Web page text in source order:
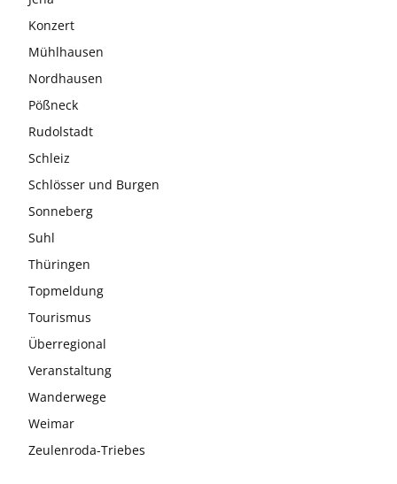
Konzert
Mühlhausen
Nordhausen
Pößneck
Rudolstadt
Schleiz
Schlösser und Burgen
Sonneberg
Suhl
Thüringen
Topmeldung
Tourismus
Überregional
Veranstaltung
Wanderwege
Weimar
Zeulenroda-Triebes